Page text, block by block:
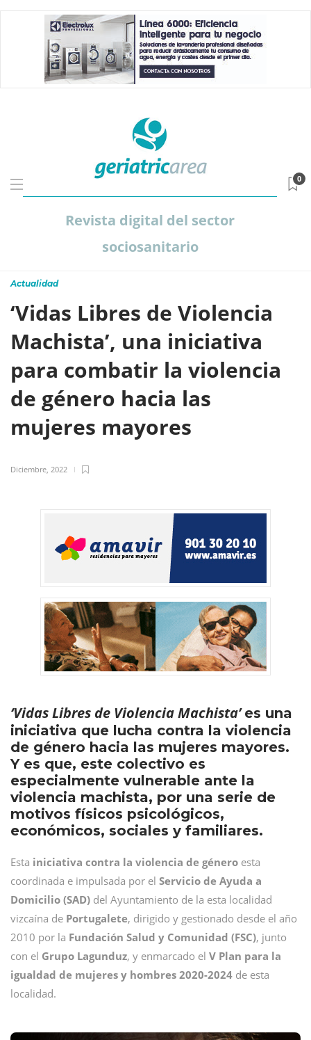
Revista digital del sector
sociosanitario
0
Actualidad
‘Vidas Libres de Violencia
Machista’, una iniciativa
para combatir la violencia
de género hacia las
mujeres mayores
Diciembre, 2022
‘Vidas Libres de Violencia Machista’es una
iniciativa que lucha contra la violencia
de género hacia las mujeres mayores.
Y es que, este colectivo es
especialmente vulnerable ante la
violencia machista, por una serie de
motivos físicos psicológicos,
económicos, sociales y familiares.
Esta iniciativa contra la violencia de género esta
coordinada e impulsada por el Servicio de Ayuda a
Domicilio (SAD) del Ayuntamiento de la esta localidad
vizcaína de Portugalete, dirigido y gestionado desde el año
2010 por la Fundación Salud y Comunidad (FSC), junto
con el Grupo Lagunduz, y enmarcado el V Plan para la
igualdad de mujeres y hombres 2020-2024 de esta
localidad.